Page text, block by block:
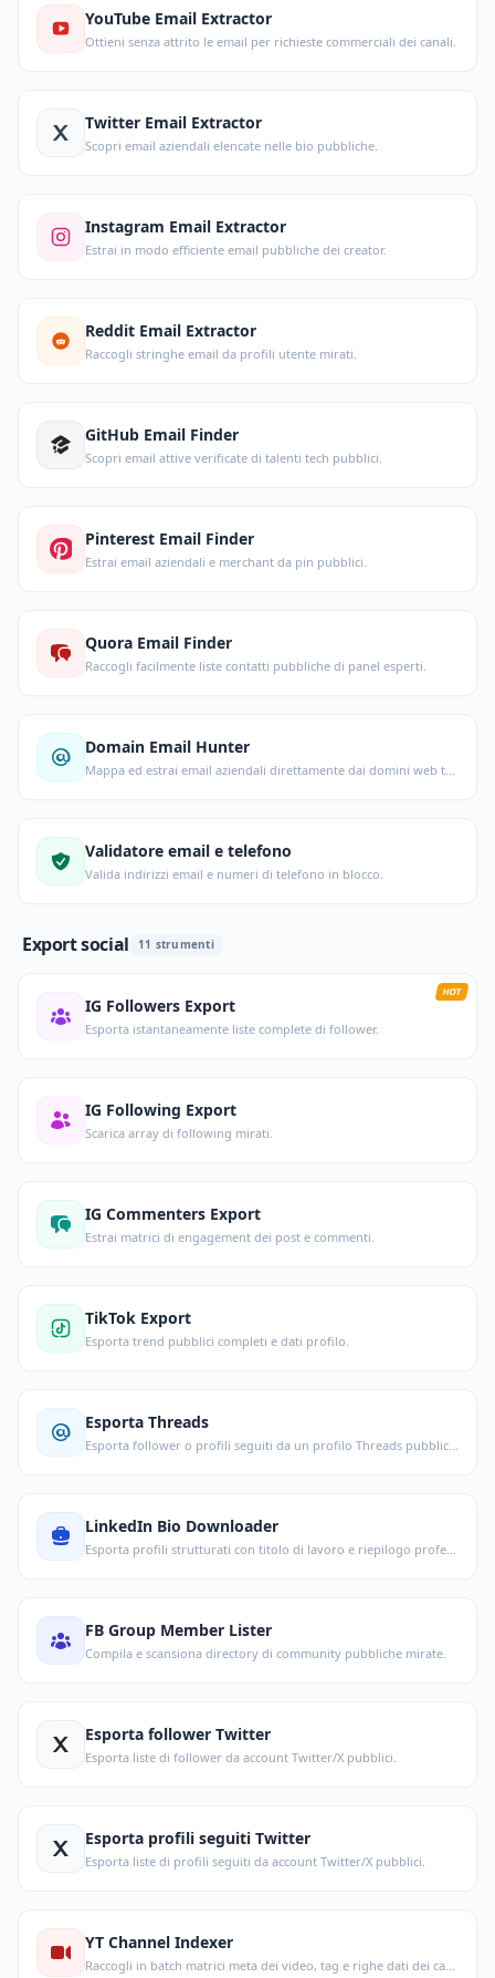
YouTube Email Extractor
Ottieni senza attrito le email per richieste commerciali dei canali.
Twitter Email Extractor
Scopri email aziendali elencate nelle bio pubbliche.
Instagram Email Extractor
Estrai in modo efficiente email pubbliche dei creator.
Reddit Email Extractor
Raccogli stringhe email da profili utente mirati.
GitHub Email Finder
Scopri email attive verificate di talenti tech pubblici.
Pinterest Email Finder
Estrai email aziendali e merchant da pin pubblici.
Quora Email Finder
Raccogli facilmente liste contatti pubbliche di panel esperti.
Domain Email Hunter
Mappa ed estrai email aziendali direttamente dai domini web target.
Validatore email e telefono
Valida indirizzi email e numeri di telefono in blocco.
Export social 11 strumenti
HOT
IG Followers Export
Esporta istantaneamente liste complete di follower.
IG Following Export
Scarica array di following mirati.
IG Commenters Export
Estrai matrici di engagement dei post e commenti.
TikTok Export
Esporta trend pubblici completi e dati profilo.
Esporta Threads
Esporta follower o profili seguiti da un profilo Threads pubblico.
LinkedIn Bio Downloader
Esporta profili strutturati con titolo di lavoro e riepilogo professionale.
FB Group Member Lister
Compila e scansiona directory di community pubbliche mirate.
Esporta follower Twitter
Esporta liste di follower da account Twitter/X pubblici.
Esporta profili seguiti Twitter
Esporta liste di profili seguiti da account Twitter/X pubblici.
YT Channel Indexer
Raccogli in batch matrici meta dei video, tag e righe dati dei canali.